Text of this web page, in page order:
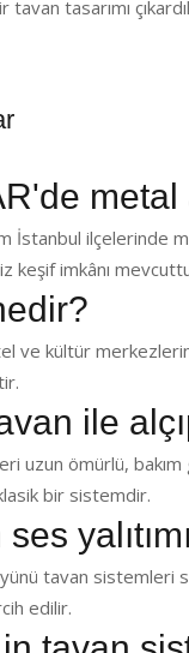
tasarımı
metal
İstanbul ilçelerinde
keşif imkânı
ve kültür
ile
uzun ömürlü,
bir sistemdir.
tavan sistemleri
edilir.